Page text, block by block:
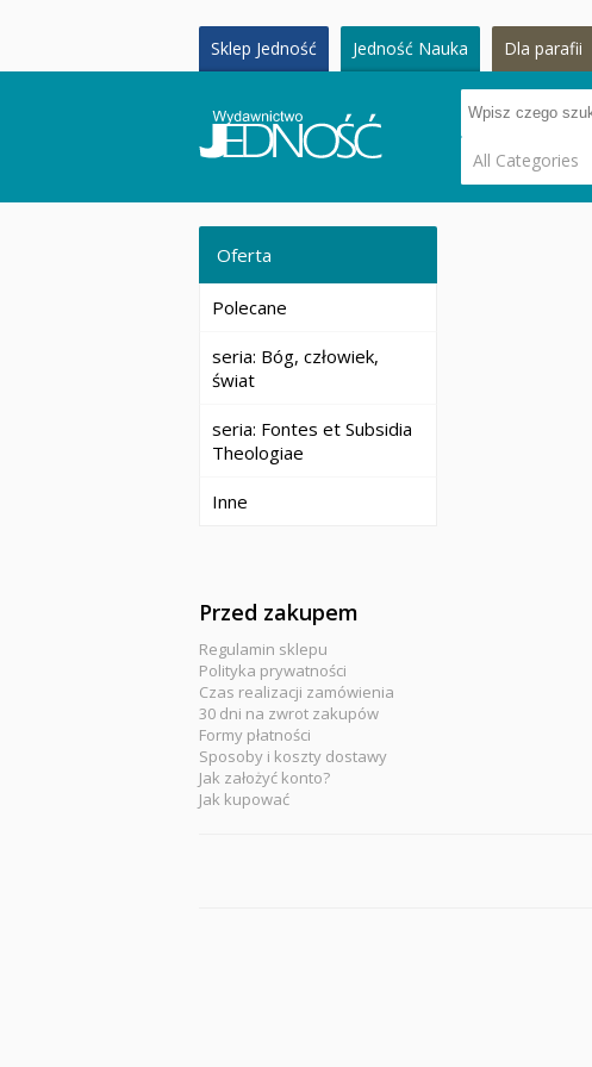
Sklep Jedność Jedność Nauka Dla parafii
All Categories
Oferta
Polecane
seria: Bóg, człowiek,
świat
seria: Fontes et Subsidia
Theologiae
Inne
Przed zakupem
Regulamin sklepu
Polityka prywatności
Czas realizacji zamówienia
30 dni na zwrot zakupów
Formy płatności
Sposoby i koszty dostawy
Jak założyć konto?
Jak kupować